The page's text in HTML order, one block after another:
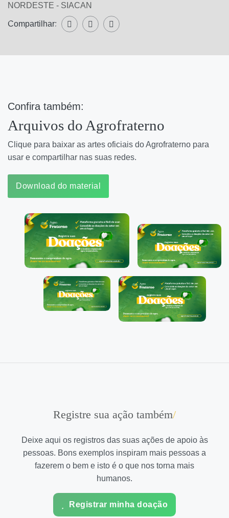
NORDESTE - SIACAN
Compartilhar: Compartilhar WhatsApp
Compartilhar Facebook
Compartilhar Twitter
Confira também:
Arquivos do Agrofraterno
Clique para baixar as artes oficiais do Agrofraterno para
usar e compartilhar nas suas redes.
Download do material
Registre sua ação também/
Deixe aqui os registros das suas ações de apoio às
pessoas. Bons exemplos inspiram mais pessoas a
fazerem o bem e isto é o que nos torna mais
humanos.
Registrar minha doação